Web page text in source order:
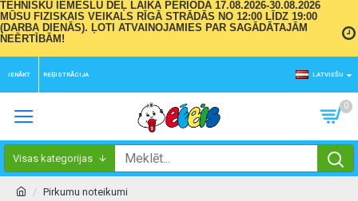
TEHNISKU IEMESLU DĒĻ LAIKA PERIODĀ 17.08.2026-30.08.2026
MŪSU FIZISKAIS VEIKALS RĪGĀ STRĀDĀS NO 12:00 LĪDZ 19:00
(DARBA DIENĀS). ĻOTI ATVAINOJAMIES PAR SAGĀDĀTAJĀM
NEĒRTĪBĀM!
IENĀKT REĢISTRĀCIJA LATVIEŠU
0
Visas kategorijas
Pirkumu noteikumi